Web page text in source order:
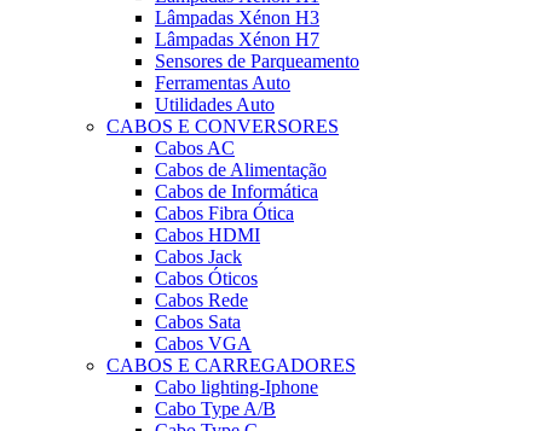
Lâmpadas Xénon H3
Lâmpadas Xénon H7
Sensores de Parqueamento
Ferramentas Auto
Utilidades Auto
CABOS E CONVERSORES
Cabos AC
Cabos de Alimentação
Cabos de Informática
Cabos Fibra Ótica
Cabos HDMI
Cabos Jack
Cabos Óticos
Cabos Rede
Cabos Sata
Cabos VGA
CABOS E CARREGADORES
Cabo lighting-Iphone
Cabo Type A/B